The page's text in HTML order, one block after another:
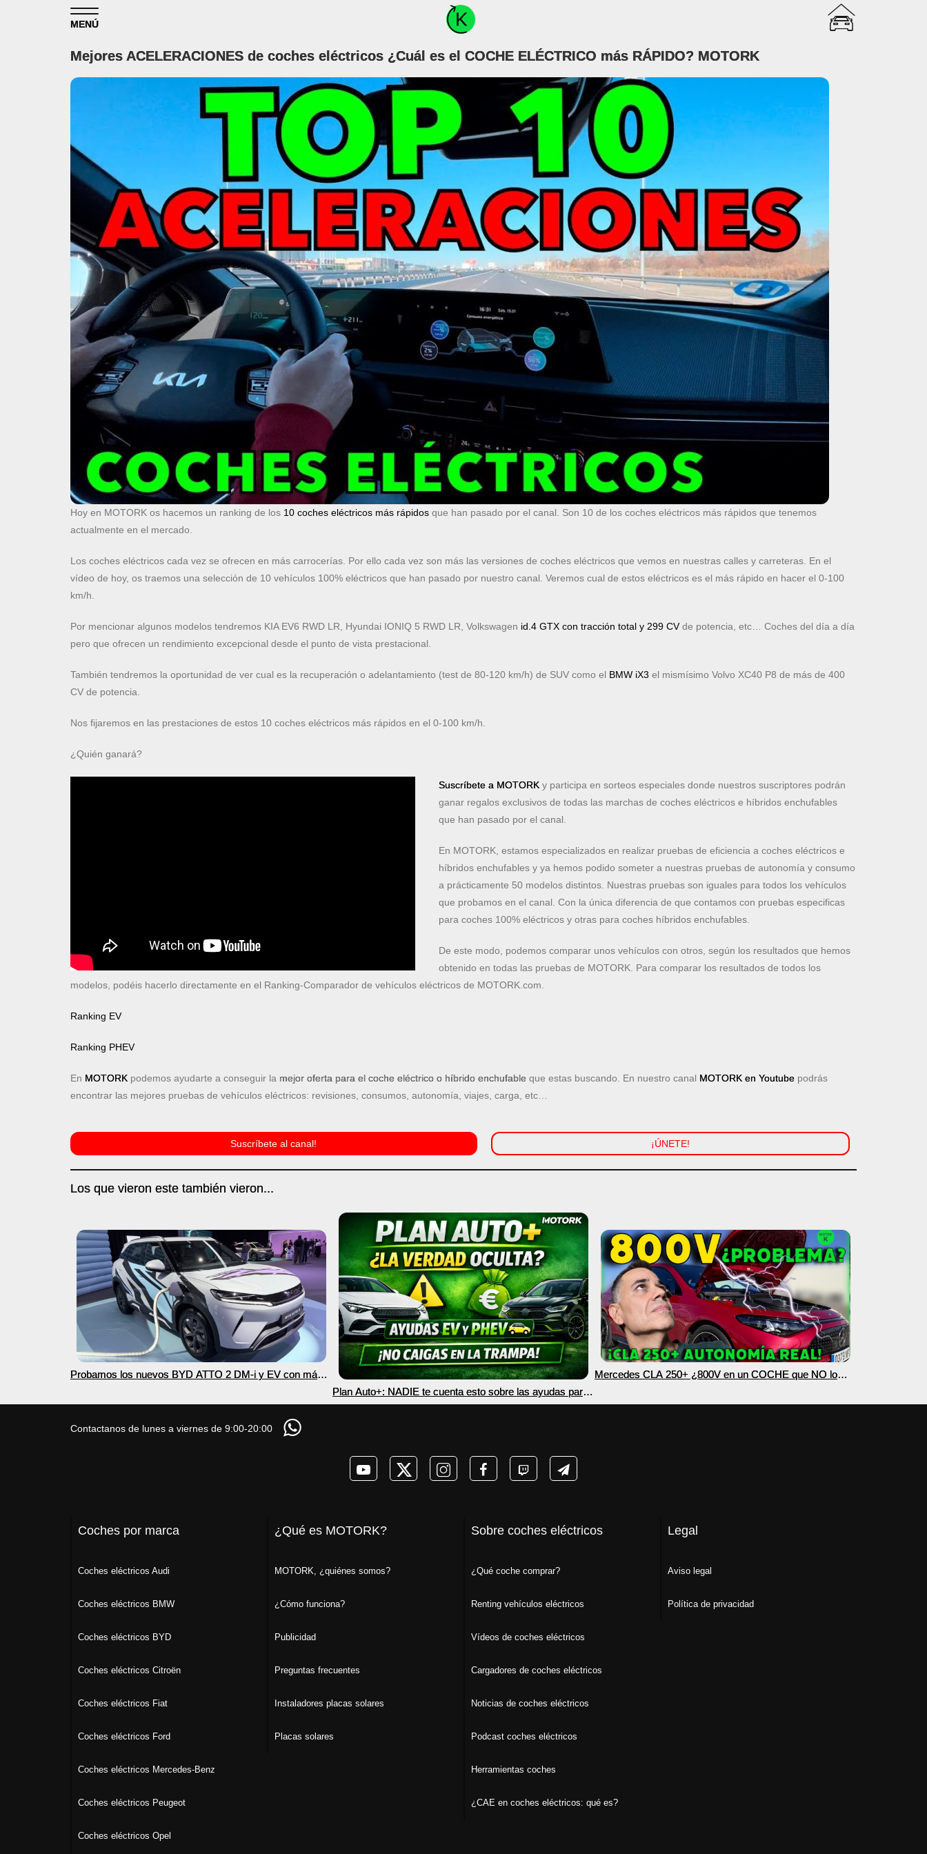
MENÚ
Mejores ACELERACIONES de coches eléctricos ¿Cuál es el COCHE ELÉCTRICO más RÁPIDO? MOTORK
Hoy en MOTORK os hacemos un ranking de los 10 coches eléctricos más rápidos que han pasado por el canal. Son 10 de los coches eléctricos más rápidos que tenemos
actualmente en el mercado.
Los coches eléctricos cada vez se ofrecen en más carrocerías. Por ello cada vez son más las versiones de coches eléctricos que vemos en nuestras calles y carreteras. En el
vídeo de hoy, os traemos una selección de 10 vehículos 100% eléctricos que han pasado por nuestro canal. Veremos cual de estos eléctricos es el más rápido en hacer el 0-100
km/h.
Por mencionar algunos modelos tendremos KIA EV6 RWD LR, Hyundai IONIQ 5 RWD LR, Volkswagen id.4 GTX con tracción total y 299 CVde potencia, etc… Coches del día a día
pero que ofrecen un rendimiento excepcional desde el punto de vista prestacional.
También tendremos la oportunidad de ver cual es la recuperación o adelantamiento (test de 80-120 km/h) de SUV como el BMW iX3 el mismísimo Volvo XC40 P8 de más de 400
CV de potencia.
Nos fijaremos en las prestaciones de estos 10 coches eléctricos más rápidos en el 0-100 km/h.
¿Quién ganará?
Suscríbete a MOTORKy participa en sorteos especiales donde nuestros suscriptores podrán
ganar regalos exclusivos de todas las marchas de coches eléctricos e híbridos enchufables
que han pasado por el canal.
En MOTORK, estamos especializados en realizar pruebas de eficiencia a coches eléctricos e
híbridos enchufables y ya hemos podido someter a nuestras pruebas de autonomía y consumo
a prácticamente 50 modelos distintos. Nuestras pruebas son iguales para todos los vehículos
que probamos en el canal. Con la única diferencia de que contamos con pruebas especificas
para coches 100% eléctricos y otras para coches híbridos enchufables.
De este modo, podemos comparar unos vehículos con otros, según los resultados que hemos
obtenido en todas las pruebas de MOTORK. Para comparar los resultados de todos los
modelos, podéis hacerlo directamente en el Ranking-Comparador de vehículos eléctricos de MOTORK.com.
Ranking EV
Ranking PHEV
En MOTORK podemos ayudarte a conseguir la mejor oferta para el coche eléctrico o híbrido enchufable que estas buscando. En nuestro canal MOTORK en Youtube podrás
encontrar las mejores pruebas de vehículos eléctricos: revisiones, consumos, autonomía, viajes, carga, etc…
Suscríbete al canal! ¡ÚNETE!
Los que vieron este también vieron...
Probamos los nuevos BYD ATTO 2 DM-i y EV con más
Plan Auto+: NADIE te cuenta esto sobre las ayudas para
coches eléctricos y PHEV 2026
Mercedes CLA 250+ ¿800V en un COCHE que NO lo
Contactanos de lunes a viernes de 9:00-20:00
Coches por marca
Coches eléctricos Audi
Coches eléctricos BMW
Coches eléctricos BYD
Coches eléctricos Citroën
Coches eléctricos Fiat
Coches eléctricos Ford
Coches eléctricos Mercedes-Benz
Coches eléctricos Peugeot
Coches eléctricos Opel
¿Qué es MOTORK?
MOTORK, ¿quiénes somos?
¿Cómo funciona?
Publicidad
Preguntas frecuentes
Instaladores placas solares
Placas solares
Sobre coches eléctricos
¿Qué coche comprar?
Renting vehículos eléctricos
Vídeos de coches eléctricos
Cargadores de coches eléctricos
Noticias de coches eléctricos
Podcast coches eléctricos
Herramientas coches
¿CAE en coches eléctricos: qué es?
Legal
Aviso legal
Política de privacidad